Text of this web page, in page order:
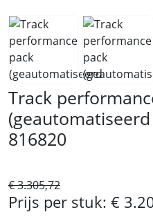
Track
816820
€ 3.305,72
Prijs per stuk: €